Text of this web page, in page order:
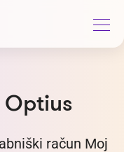
Optius
račun Moj